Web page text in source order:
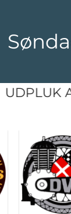
UDPLUK